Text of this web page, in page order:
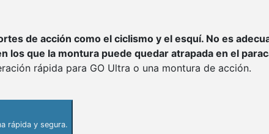
de acción como el ciclismo y el esquí. No es
los que la montura puede quedar atrapada en el
rápida para GO Ultra o una montura de acción.
rápida y segura.